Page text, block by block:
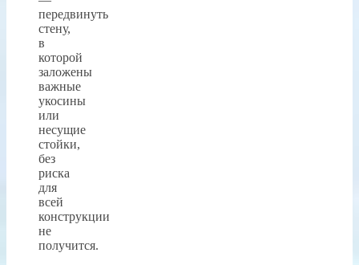
передвинуть
стену,
в
которой
заложены
важные
укосины
или
несущие
стойки,
без
риска
для
всей
конструкции
не
получится.